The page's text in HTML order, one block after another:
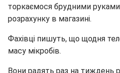
торкаємося брудними руками
розрахунку в магазині.
Фахівці пишуть, що щодня
масу мікробів.
Вони радять раз на тиждень